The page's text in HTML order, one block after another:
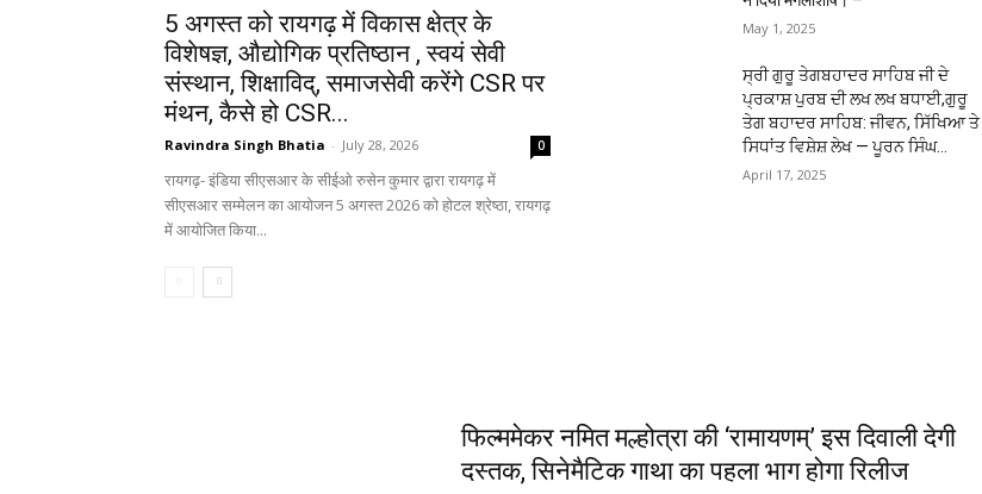
5 अगस्त को रायगढ़ में विकास क्षेत्र के
विशेषज्ञ, औद्योगिक प्रतिष्ठान , स्वयं सेवी
संस्थान, शिक्षाविद्, समाजसेवी करेंगे CSR पर
मंथन, कैसे हो CSR...
Ravindra Singh Bhatia - July 28, 2026 0
रायगढ़- इंडिया सीएसआर के सीईओ रुसेन कुमार द्वारा रायगढ़ में
सीएसआर सम्मेलन का आयोजन 5 अगस्त 2026 को होटल श्रेष्ठा, रायगढ़
में आयोजित किया...
May 1, 2025
ਸ੍ਰੀ ਗੁਰੂ ਤੇਗਬਹਾਦਰ ਸਾਹਿਬ ਜੀ ਦੇ
ਪ੍ਰਕਾਸ਼ ਪੁਰਬ ਦੀ ਲਖ ਲਖ ਬਧਾਈ,ਗੁਰੂ
ਤੇਗ ਬਹਾਦਰ ਸਾਹਿਬ: ਜੀਵਨ, ਸਿੱਖਿਆ ਤੇ
ਸਿਧਾਂਤ ਵਿਸ਼ੇਸ਼ ਲੇਖ — ਪੂਰਨ ਸਿੰਘ...
April 17, 2025
फिल्ममेकर नमित मल्होत्रा की ‘रामायणम्’ इस दिवाली देगी
दस्तक, सिनेमैटिक गाथा का पहला भाग होगा रिलीज